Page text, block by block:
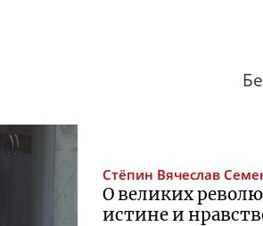
Стёпин Вячеслав
О великих
истине и